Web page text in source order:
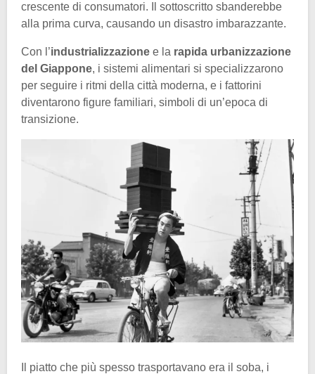
crescente di consumatori. Il sottoscritto sbanderebbe
alla prima curva, causando un disastro imbarazzante.
Con l’industrializzazione e la rapida urbanizzazione
del Giappone, i sistemi alimentari si specializzarono
per seguire i ritmi della città moderna, e i fattorini
diventarono figure familiari, simboli di un’epoca di
transizione.
Il piatto che più spesso trasportavano era il soba, i